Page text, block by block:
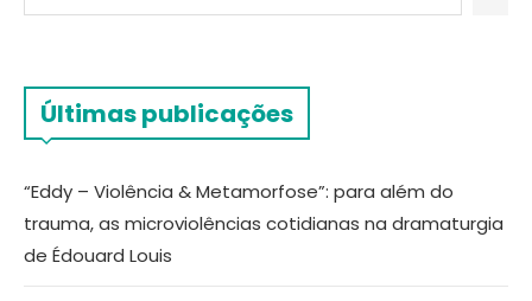
Últimas publicações
“Eddy – Violência & Metamorfose”: para além do
trauma, as microviolências cotidianas na dramaturgia
de Édouard Louis